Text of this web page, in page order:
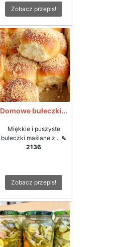
Zobacz przepis!
Domowe bułeczki...
Miękkie i puszyste
bułeczki maślane z... ⇖
2136
Zobacz przepis!